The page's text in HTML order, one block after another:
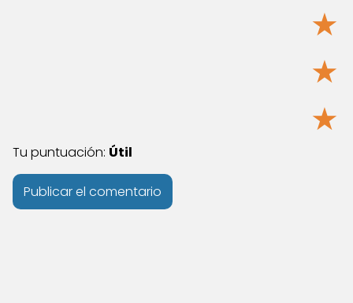
★
★
★
Tu puntuación: Útil